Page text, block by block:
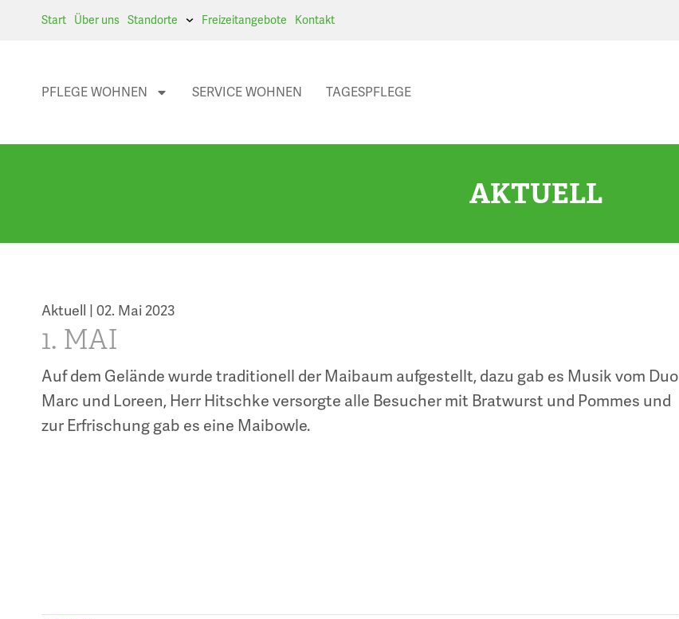
Start Über uns Standorte Freizeitangebote Kontakt
PFLEGE WOHNEN SERVICE WOHNEN TAGESPFLEGE
AKTUELL
Aktuell | 02. Mai 2023
1. MAI
Auf dem Gelände wurde traditionell der Maibaum aufgestellt, dazu gab es Musik vom Duo
Marc und Loreen, Herr Hitschke versorgte alle Besucher mit Bratwurst und Pommes und
zur Erfrischung gab es eine Maibowle.